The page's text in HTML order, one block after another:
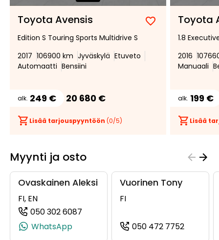
Toyota Avensis
Lisää
suosikiksi
Poista
suosikeista
Edition S Touring Sports Multidrive S
2017 106900 km Jyväskylä Etuveto
Automaatti Bensiini
alk. 249 € 20 680 €
Lisää tarjouspyyntöön (0/5)
Toyota
1.8
2016
Manuaali
alk. 199 €
Lisää
Myynti ja osto
Ovaskainen Aleksi
FI, EN
050 302 6087
(+358503026087, 0503026087,
WhatsApp
Vuorinen Tony
FI
050 472 7752